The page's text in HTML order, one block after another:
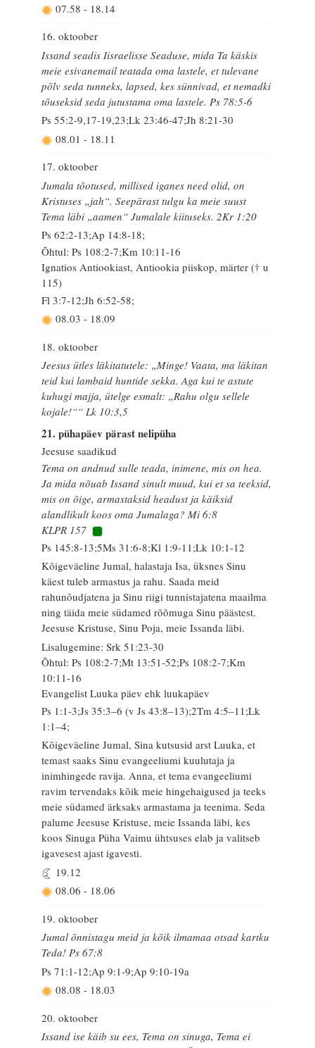
07.58 - 18.14
16. oktoober
Issand seadis Iisraelisse Seaduse, mida Ta käskis
meie esivanemail teatada oma lastele, et tulevane
põlv seda tunneks, lapsed, kes sünnivad, et nemadki
tõuseksid seda jutustama oma lastele. Ps 78:5-6
Ps 55:2-9,17-19,23;Lk 23:46-47;Jh 8:21-30
08.01 - 18.11
17. oktoober
Jumala tõotused, millised iganes need olid, on
Kristuses „jah“. Seepärast tulgu ka meie suust
Tema läbi „aamen“ Jumalale kiituseks. 2Kr 1:20
Ps 62:2-13;Ap 14:8-18;
Õhtul: Ps 108:2-7;Km 10:11-16
Ignatios Antiookiast, Antiookia piiskop, märter († u
115)
Fl 3:7-12;Jh 6:52-58;
08.03 - 18.09
18. oktoober
Jeesus ütles läkitatutele: „Minge! Vaata, ma läkitan
teid kui lambaid huntide sekka. Aga kui te astute
kuhugi majja, ütelge esmalt: „Rahu olgu sellele
kojale!““ Lk 10:3,5
21. pühapäev pärast nelipüha
Jeesuse saadikud
Tema on andnud sulle teada, inimene, mis on hea.
Ja mida nõuab Issand sinult muud, kui et sa teeksid,
mis on õige, armastaksid headust ja käiksid
alandlikult koos oma Jumalaga? Mi 6:8
KLPR 157
Ps 145:8-13;5Ms 31:6-8;Kl 1:9-11;Lk 10:1-12
Kõigeväeline Jumal, halastaja Isa, üksnes Sinu
käest tuleb armastus ja rahu. Saada meid
rahunõudjatena ja Sinu riigi tunnistajatena maailma
ning täida meie südamed rõõmuga Sinu päästest.
Jeesuse Kristuse, Sinu Poja, meie Issanda läbi.
Lisalugemine: Srk 51:23-30
Õhtul: Ps 108:2-7;Mt 13:51-52;Ps 108:2-7;Km
10:11-16
Evangelist Luuka päev ehk luukapäev
Ps 1:1-3;Js 35:3–6 (v Js 43:8–13);2Tm 4:5–11;Lk
1:1–4;
Kõigeväeline Jumal, Sina kutsusid arst Luuka, et
temast saaks Sinu evangeeliumi kuulutaja ja
inimhingede ravija. Anna, et tema evangeeliumi
ravim tervendaks kõik meie hingehaigused ja teeks
meie südamed ärksaks armastama ja teenima. Seda
palume Jeesuse Kristuse, meie Issanda läbi, kes
koos Sinuga Püha Vaimu ühtsuses elab ja valitseb
igavesest ajast igavesti.
19.12
08.06 - 18.06
19. oktoober
Jumal õnnistagu meid ja kõik ilmamaa otsad kartku
Teda! Ps 67:8
Ps 71:1-12;Ap 9:1-9;Ap 9:10-19a
08.08 - 18.03
20. oktoober
Issand ise käib su ees, Tema on sinuga, Tema ei